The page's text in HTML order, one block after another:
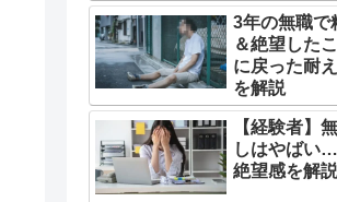
3年の無職で
＆絶望した
に戻った耐
を解説
【経験者】
しはやばい
絶望感を解説